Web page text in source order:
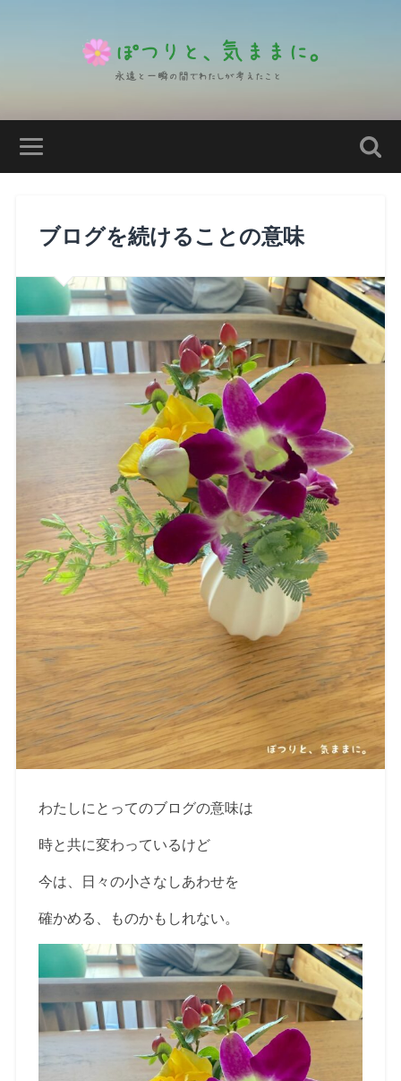
ブログを続けることの意味
わたしにとってのブログの意味は
時と共に変わっているけど
今は、日々の小さなしあわせを
確かめる、ものかもしれない。